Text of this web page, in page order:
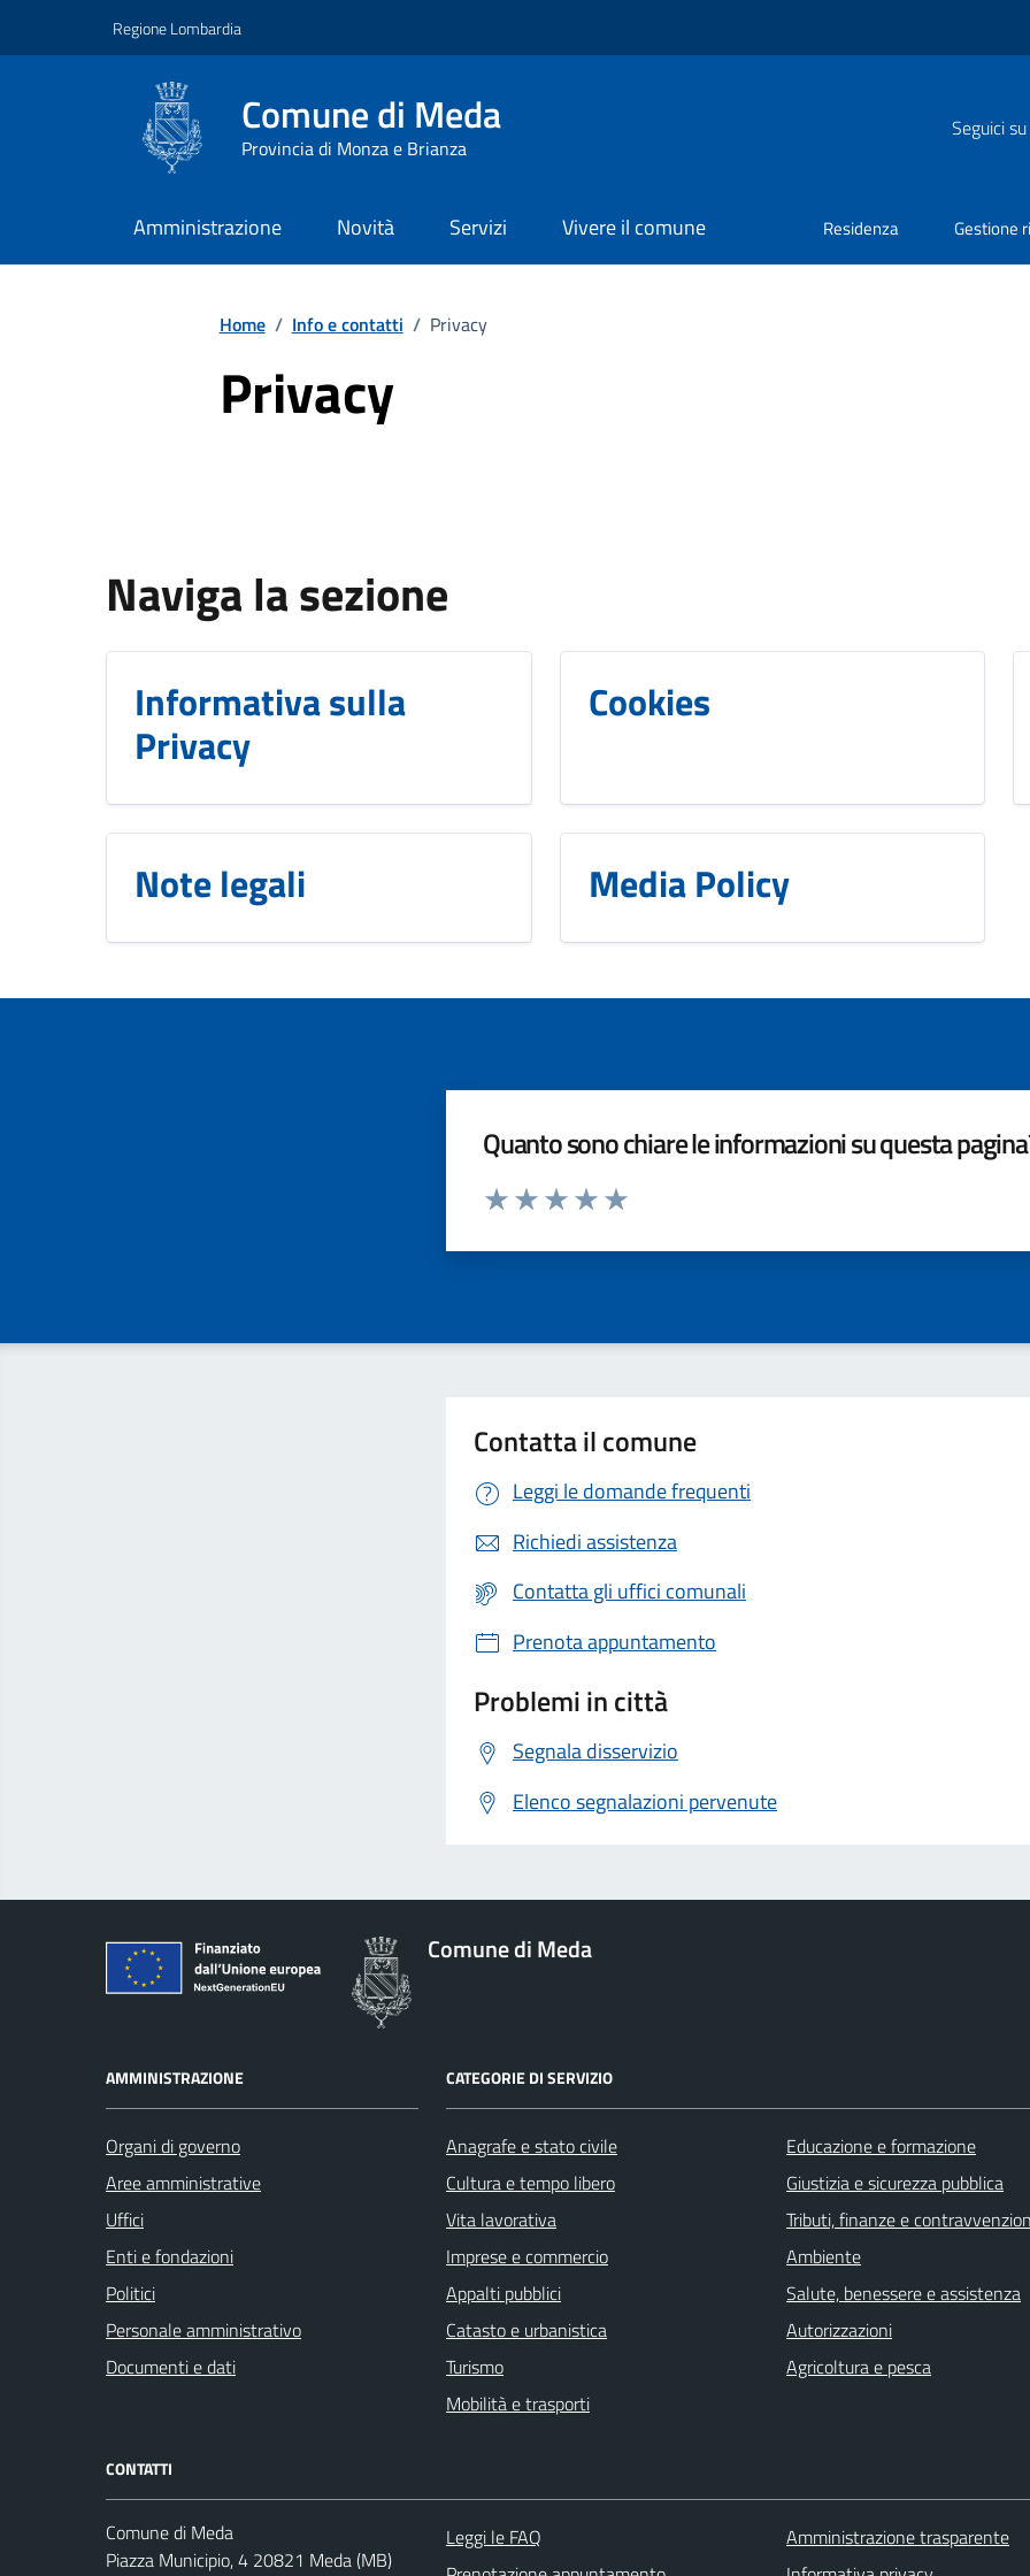
Regione Lombardia
Comune di Meda
Provincia di Monza e Brianza
Seguici su
Amministrazione Novità Servizi Vivere il comune Residenza Gestione
Home / Info e contatti / Privacy
Privacy
Naviga la sezione
Informativa sulla
Privacy
Cookies
Note legali Media Policy
Quanto sono chiare le informazioni su questa
Valuta da 1 a 5 stelle la pagina
Contatta il comune
Leggi le domande frequenti
Richiedi assistenza
Contatta gli uffici comunali
Prenota appuntamento
Problemi in città
Segnala disservizio
Elenco segnalazioni pervenute
Comune di Meda
AMMINISTRAZIONE
Organi di governo
Aree amministrative
Uffici
Enti e fondazioni
Politici
Personale amministrativo
Documenti e dati
CATEGORIE DI SERVIZIO
Anagrafe e stato civile
Cultura e tempo libero
Vita lavorativa
Imprese e commercio
Appalti pubblici
Catasto e urbanistica
Turismo
Mobilità e trasporti
Educazione e formazione
Giustizia e sicurezza pubblica
Tributi, finanze e
Ambiente
Salute, benessere e assistenza
Autorizzazioni
Agricoltura e pesca
CONTATTI
Comune di Meda
Piazza Municipio, 4 20821 Meda (MB)
Leggi le FAQ
Amministrazione trasparente